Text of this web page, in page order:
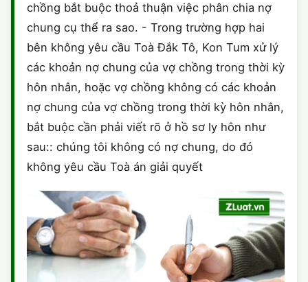
chồng bắt buộc thoả thuận việc phân chia nợ
chung cụ thể ra sao. - Trong trường hợp hai
bên không yêu cầu Toà Đắk Tô, Kon Tum xử lý
các khoản nợ chung của vợ chồng trong thời kỳ
hôn nhân, hoặc vợ chồng không có các khoản
nợ chung của vợ chồng trong thời kỳ hôn nhân,
bắt buộc cần phải viết rõ ở hồ sơ ly hôn như
sau:: chúng tôi không có nợ chung, do đó
không yêu cầu Toà án giải quyết